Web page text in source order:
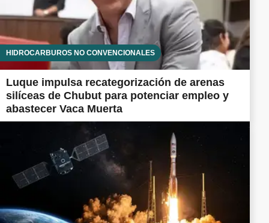
HIDROCARBUROS NO CONVENCIONALES
Luque impulsa recategorización de arenas
silíceas de Chubut para potenciar empleo y
abastecer Vaca Muerta